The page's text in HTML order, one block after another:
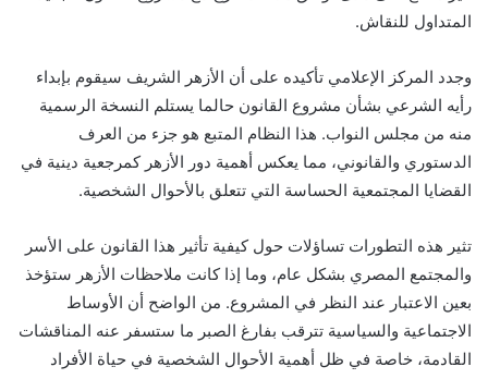
المتداول للنقاش.
وجدد المركز الإعلامي تأكيده على أن الأزهر الشريف سيقوم بإبداء
رأيه الشرعي بشأن مشروع القانون حالما يستلم النسخة الرسمية
منه من مجلس النواب. هذا النظام المتبع هو جزء من العرف
الدستوري والقانوني، مما يعكس أهمية دور الأزهر كمرجعية دينية في
القضايا المجتمعية الحساسة التي تتعلق بالأحوال الشخصية.
تثير هذه التطورات تساؤلات حول كيفية تأثير هذا القانون على الأسر
والمجتمع المصري بشكل عام، وما إذا كانت ملاحظات الأزهر ستؤخذ
بعين الاعتبار عند النظر في المشروع. من الواضح أن الأوساط
الاجتماعية والسياسية تترقب بفارغ الصبر ما ستسفر عنه المناقشات
القادمة، خاصة في ظل أهمية الأحوال الشخصية في حياة الأفراد